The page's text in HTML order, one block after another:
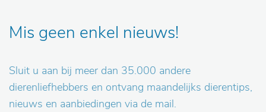
Mis geen enkel nieuws!
Sluit u aan bij meer dan 35.000 andere
dierenliefhebbers en ontvang maandelijks dierentips,
nieuws en aanbiedingen via de mail.